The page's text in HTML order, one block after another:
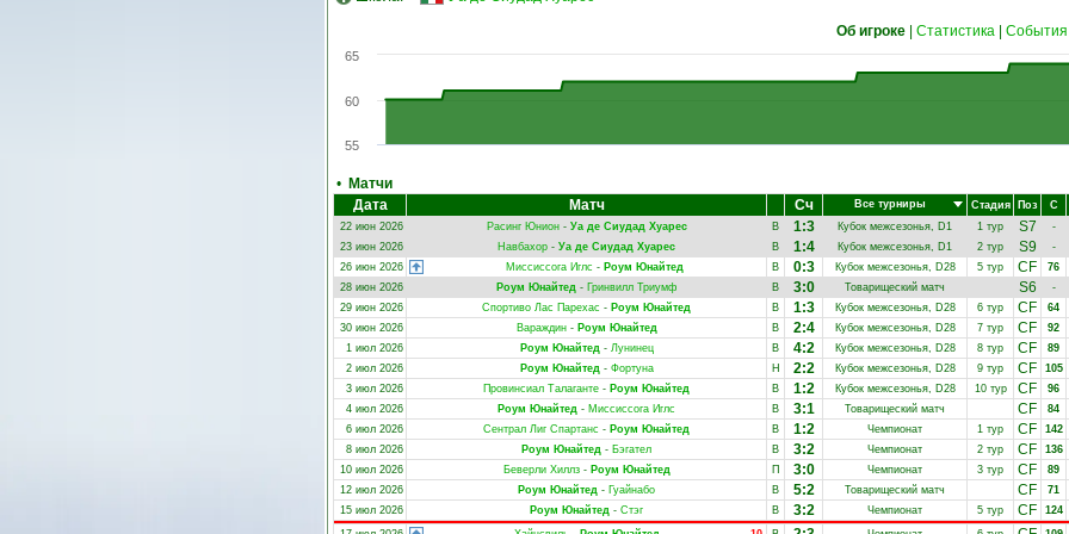
Об игроке Статистика События
55
60
65
• Матчи
Дата
Матч Сч Все турниры Стадия Поз
С
22 июн 2026
Расинг Юнион- Уа де Сиудад Хуарес В 1:3 Кубок межсезонья, D1 1 тур S7
-
23 июн 2026
Навбахор - Уа де Сиудад Хуарес В 1:4 Кубок межсезонья, D1 2 тур S9
-
26 июн 2026
Миссиссога Иглс - Роум Юнайтед В 0:3 Кубок межсезонья, D28 5 тур CF
76
28 июн 2026
Роум Юнайтед - Гринвилл Триумф В 3:0 Товарищеский матч S6
-
29 июн 2026
Спортиво Лас Парехас - Роум Юнайтед В 1:3 Кубок межсезонья, D28 6 тур CF
64
30 июн 2026
Вараждин- Роум Юнайтед В 2:4 Кубок межсезонья, D28 7 тур CF
92
1 июл 2026
Роум Юнайтед- Лунинец В 4:2 Кубок межсезонья, D28 8 тур CF
89
2 июл 2026
Роум Юнайтед- Фортуна Н 2:2 Кубок межсезонья, D28 9 тур CF
105
3 июл 2026
Провинсиал Талаганте - Роум Юнайтед В 1:2 Кубок межсезонья, D28 10 тур CF
96
4 июл 2026
Роум Юнайтед - Миссиссога Иглс В 3:1 Товарищеский матч CF
84
6 июл 2026
Сентрал Лиг Спартанс - Роум Юнайтед В 1:2 Чемпионат 1 тур CF
142
8 июл 2026
Роум Юнайтед - Бэгател В 3:2 Чемпионат 2 тур CF
136
10 июл 2026
Беверли Хиллз- Роум Юнайтед П 3:0 Чемпионат 3 тур CF
89
12 июл 2026
Роум Юнайтед - Гуайнабо В 5:2 Товарищеский матч CF
71
15 июл 2026
Роум Юнайтед - Стэг В 3:2 Чемпионат 5 тур CF
124